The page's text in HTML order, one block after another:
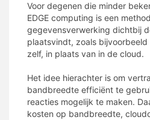
Voor degenen die minder
EDGE computing is een
gegevensverwerking dichtbij
plaatsvindt, zoals
zelf, in plaats van in de cloud.
Het idee hierachter is om
bandbreedte efficiënt te
reacties mogelijk te maken.
kosten op bandbreedte,